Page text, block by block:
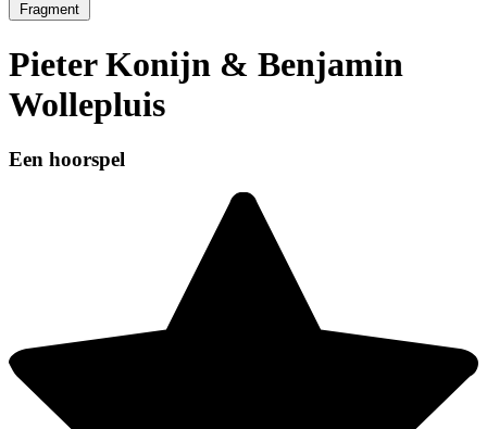
Fragment
Pieter Konijn & Benjamin
Wollepluis
Een hoorspel